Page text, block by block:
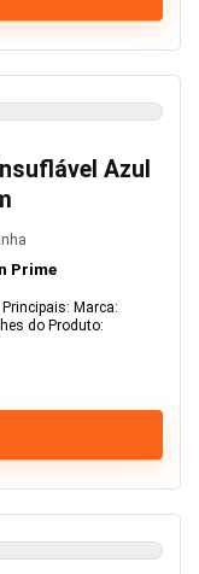
Azul
Prime
Marca:
do Produto: